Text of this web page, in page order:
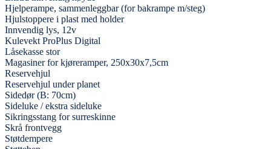
Hjelperampe, sammenleggbar (for bakrampe m/steg)
Hjulstoppere i plast med holder
Innvendig lys, 12v
Kulevekt ProPlus Digital
Låsekasse stor
Magasiner for kjøreramper, 250x30x7,5cm
Reservehjul
Reservehjul under planet
Sidedør (B: 70cm)
Sideluke / ekstra sideluke
Sikringsstang for surreskinne
Skrå frontvegg
Støtdempere